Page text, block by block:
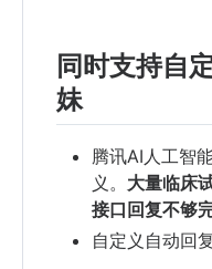
同时支持自
妹
腾讯AI人工智
义。 大量临床
接口回复不够
自定义自动回复